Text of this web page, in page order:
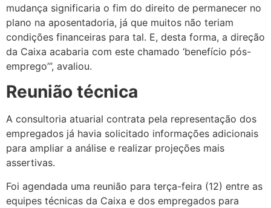
mudança significaria o fim do direito de permanecer no
plano na aposentadoria, já que muitos não teriam
condições financeiras para tal. E, desta forma, a direção
da Caixa acabaria com este chamado ‘benefício pós-
emprego’”, avaliou.
Reunião técnica
A consultoria atuarial contrata pela representação dos
empregados já havia solicitado informações adicionais
para ampliar a análise e realizar projeções mais
assertivas.
Foi agendada uma reunião para terça-feira (12) entre as
equipes técnicas da Caixa e dos empregados para